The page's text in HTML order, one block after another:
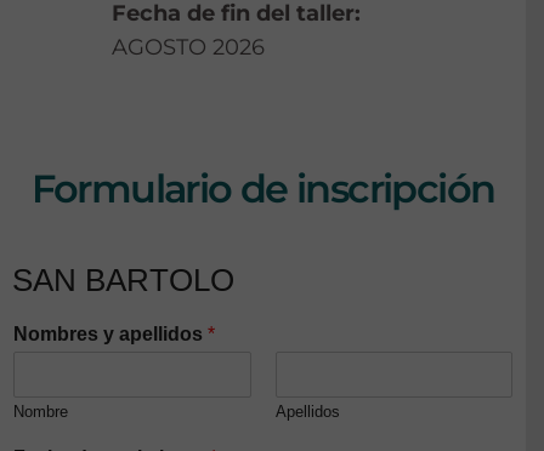
Fecha de fin del taller:
AGOSTO 2026
Formulario de inscripción
SAN BARTOLO
Nombres y apellidos *
Nombre Apellidos